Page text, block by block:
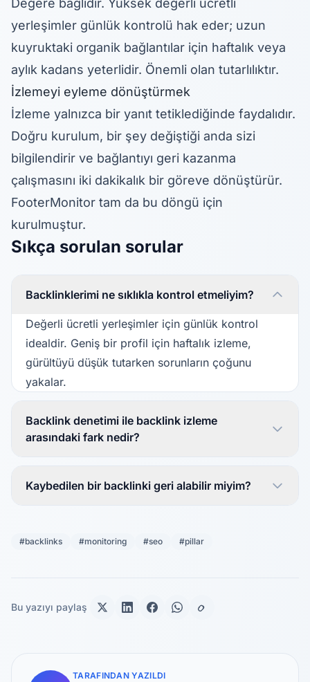
Değere bağlıdır. Yüksek değerli ücretli
yerleşimler günlük kontrolü hak eder; uzun
kuyruktaki organik bağlantılar için haftalık veya
aylık kadans yeterlidir. Önemli olan tutarlılıktır.
İzlemeyi eyleme dönüştürmek
İzleme yalnızca bir yanıt tetiklediğinde faydalıdır.
Doğru kurulum, bir şey değiştiği anda sizi
bilgilendirir ve bağlantıyı geri kazanma
çalışmasını iki dakikalık bir göreve dönüştürür.
FooterMonitor tam da bu döngü için
kurulmuştur.
Sıkça sorulan sorular
Backlinklerimi ne sıklıkla kontrol etmeliyim?
Değerli ücretli yerleşimler için günlük kontrol
idealdir. Geniş bir profil için haftalık izleme,
gürültüyü düşük tutarken sorunların çoğunu
yakalar.
Backlink denetimi ile backlink izleme
arasındaki fark nedir?
Kaybedilen bir backlinki geri alabilir miyim?
#backlinks #monitoring #seo #pillar
Bu yazıyı paylaş
TARAFINDAN YAZILDI